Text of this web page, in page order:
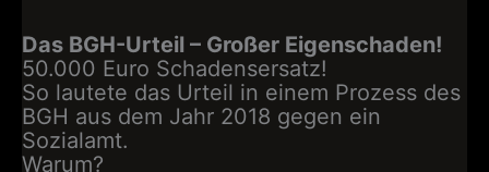
Das BGH-Urteil – Großer Eigenschaden!
50.000 Euro Schadensersatz!
So lautete das Urteil in einem Prozess des
BGH aus dem Jahr 2018 gegen ein
Sozialamt.
Warum?